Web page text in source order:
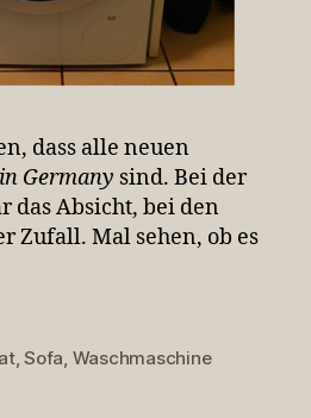
dass alle neuen
Germany sind. Bei der
das Absicht, bei den
Zufall. Mal sehen, ob es
,Sofa Waschmaschine